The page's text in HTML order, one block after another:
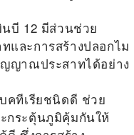
บี 12 มีส่วนช่วย
และการสร้างปลอกไม
ญาณประสาทได้อย่าง
คทีเรียชนิดดี ช่วย
กระตุ้นภูมิคุ้มกันให้